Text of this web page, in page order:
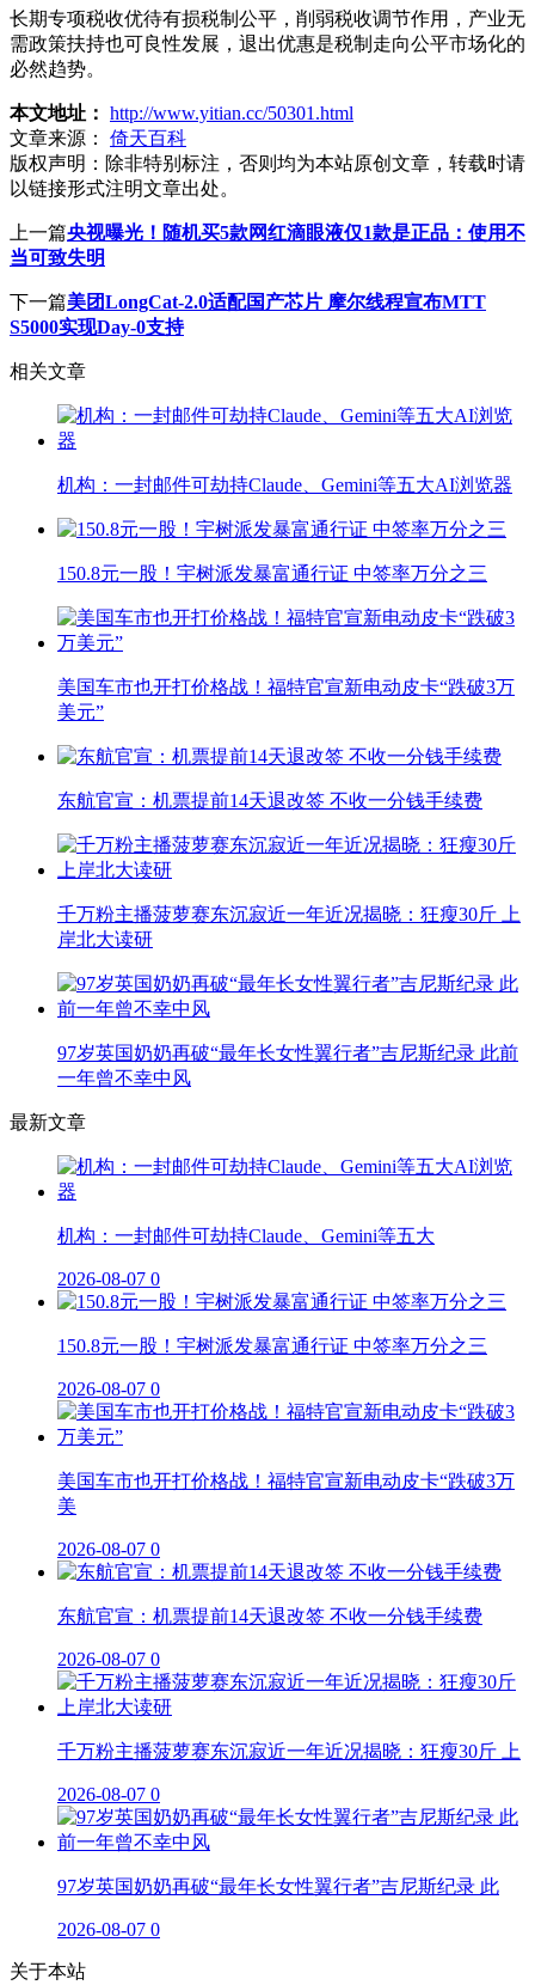
长期专项税收优待有损税制公平，削弱税收调节作用，产业无
需政策扶持也可良性发展，退出优惠是税制走向公平市场化的
必然趋势。
本文地址： http://www.yitian.cc/50301.html
文章来源：
倚天百科
版权声明： 除非特别标注，否则均为本站原创文章，转载时请
以链接形式注明文章出处。
上一篇央视曝光！随机买5款网红滴眼液仅1款是正品：使用不
当可致失明
下一篇美团LongCat-2.0适配国产芯片 摩尔线程宣布MTT
S5000实现Day-0支持
相关文章
机构：一封邮件可劫持Claude、Gemini等五大AI浏览器
150.8元一股！宇树派发暴富通行证 中签率万分之三
美国车市也开打价格战！福特官宣新电动皮卡“跌破3万
美元”
东航官宣：机票提前14天退改签 不收一分钱手续费
千万粉主播菠萝赛东沉寂近一年近况揭晓：狂瘦30斤 上
岸北大读研
97岁英国奶奶再破“最年长女性翼行者”吉尼斯纪录 此前
一年曾不幸中风
最新文章
机构：一封邮件可劫持Claude、Gemini等五大
2026-08-07 0
150.8元一股！宇树派发暴富通行证 中签率万分之三
2026-08-07 0
美国车市也开打价格战！福特官宣新电动皮卡“跌破3万
美
2026-08-07 0
东航官宣：机票提前14天退改签 不收一分钱手续费
2026-08-07 0
千万粉主播菠萝赛东沉寂近一年近况揭晓：狂瘦30斤 上
2026-08-07 0
97岁英国奶奶再破“最年长女性翼行者”吉尼斯纪录 此
2026-08-07 0
关于本站